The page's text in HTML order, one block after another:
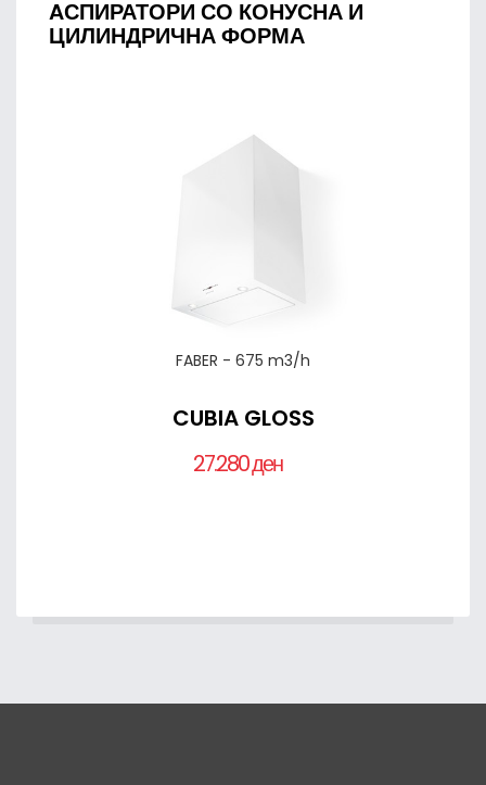
AСПИРАТОРИ СО КОНУСНА И
ЦИЛИНДРИЧНА ФОРМА
FABER - 675 m3/h
CUBIA GLOSS
27.280 ден